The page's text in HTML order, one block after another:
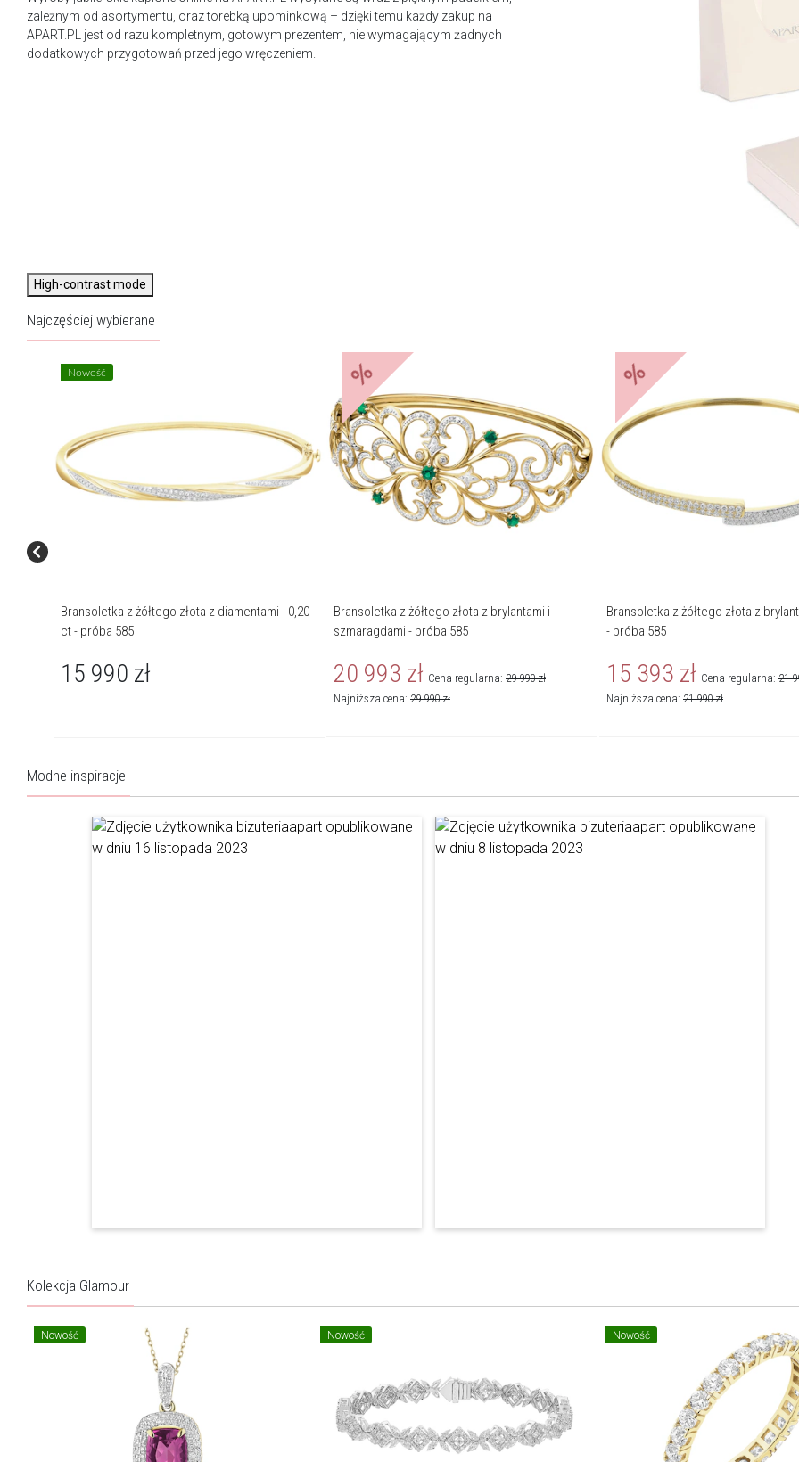
zależnym od asortymentu, oraz torebką upominkową – dzięki temu każdy zakup na
APART.PL jest od razu kompletnym, gotowym prezentem, nie wymagającym żadnych
dodatkowych przygotowań przed jego wręczeniem.
High-contrast mode
Najczęściej wybierane
Nowość
Bransoletka z żółtego złota z diamentami - 0,20
ct - próba 585
15 990 zł
%
Bransoletka z żółtego złota z brylantami i
szmaragdami - próba 585
20 993 zł Cena regularna: 29 990 zł
Najniższa cena: 29 990 zł
%
Bransoletka z żółtego złota z
- próba 585
15 393 zł Cena regularna: 21
Najniższa cena: 21 990 zł
Modne inspiracje
Kolekcja Glamour
Nowość Nowość Nowość